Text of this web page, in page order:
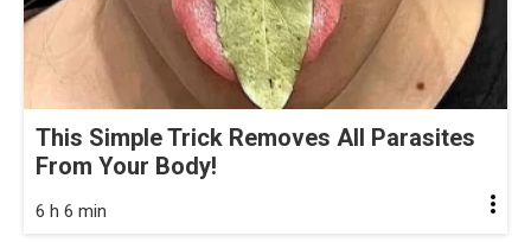
This Simple Trick Removes All Parasites
From Your Body!
6 h 6 min